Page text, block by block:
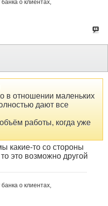
о клиентах,
в отношении маленьких
дают все
работы, когда уже
какие-то со стороны
это возможно другой
о клиентах,